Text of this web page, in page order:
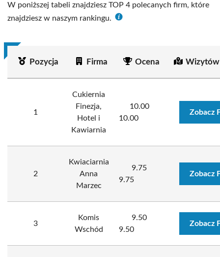
W poniższej tabeli znajdziesz TOP 4 polecanych firm, które
znajdziesz w naszym rankingu.
Pozycja Firma Ocena
1
Cukiernia
Finezja,
Hotel i
Kawiarnia
10.00
10.00
Zobacz
2
Kwiaciarnia
Anna
Marzec
9.75
9.75
Zobacz
3
Komis
Wschód
9.50
9.50
Zobacz